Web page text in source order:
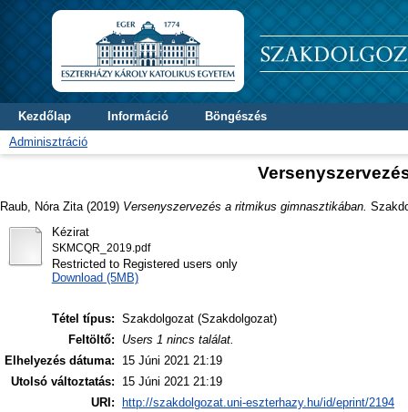
Kezdőlap Információ
Böngészés
Adminisztráció
Raub, Nóra Zita (2019) Versenyszervezés a ritmikus gimnasztikában.
Kézirat
SKMCQR_2019.pdf
Restricted to Registered users only
Download (5MB)
Tétel típus: Szakdolgozat (Szakdolgozat)
Feltöltő:
Users 1 nincs találat.
Elhelyezés dátuma:
15 Júni 2021 21:19
Utolsó változtatás:
15 Júni 2021 21:19
URI:
http://szakdolgozat.uni-eszterhazy.hu/id/eprint/2194